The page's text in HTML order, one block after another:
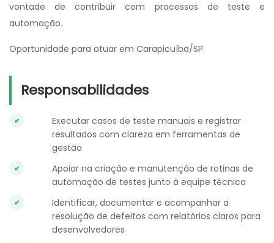
vontade de contribuir com processos de teste e
automação.
Oportunidade para atuar em Carapicuíba/SP.
Responsabilidades
Executar casos de teste manuais e registrar
resultados com clareza em ferramentas de
gestão
Apoiar na criação e manutenção de rotinas de
automação de testes junto à equipe técnica
Identificar, documentar e acompanhar a
resolução de defeitos com relatórios claros para
desenvolvedores